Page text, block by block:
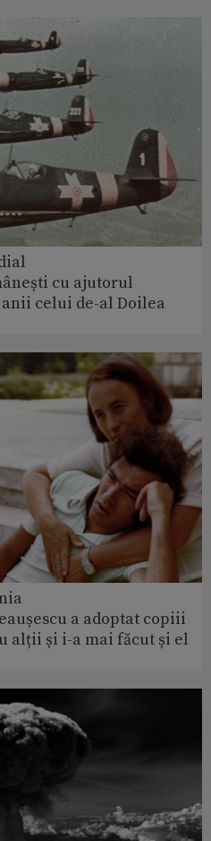
cu ajutorul
celui de-al Doilea
a adoptat copiii
alții și i-a mai făcut și el